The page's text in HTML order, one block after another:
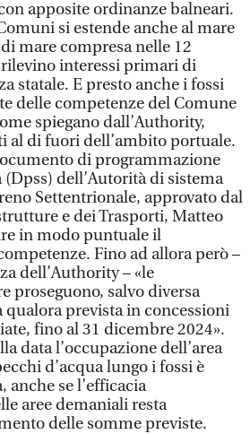
apposite ordinanze balneari.
si estende anche al mare
mare compresa nelle 12
interessi primari di
statale. E presto anche i fossi
delle competenze del Comune
spiegano dall’Authority,
al di fuori dell’ambito portuale.
di programmazione
dell’Autorità di sistema
Settentrionale, approvato dal
e dei Trasporti, Matteo
in modo puntuale il
Fino ad allora però –
dell’Authority – «le
proseguono, salvo diversa
qualora prevista in concessioni
fino al 31 dicembre 2024».
data l’occupazione dell’area
d’acqua lungo i fossi è
se l’efficacia
aree demaniali resta
delle somme previste.